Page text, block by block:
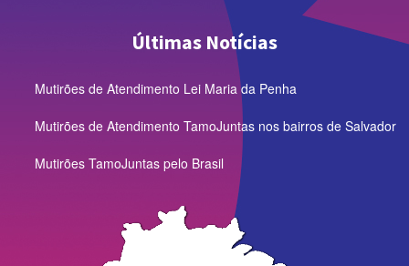
Últimas Notícias
Mutirões de Atendimento Lei Maria da Penha
Mutirões de Atendimento TamoJuntas nos bairros de Salvador
Mutirões TamoJuntas pelo Brasil